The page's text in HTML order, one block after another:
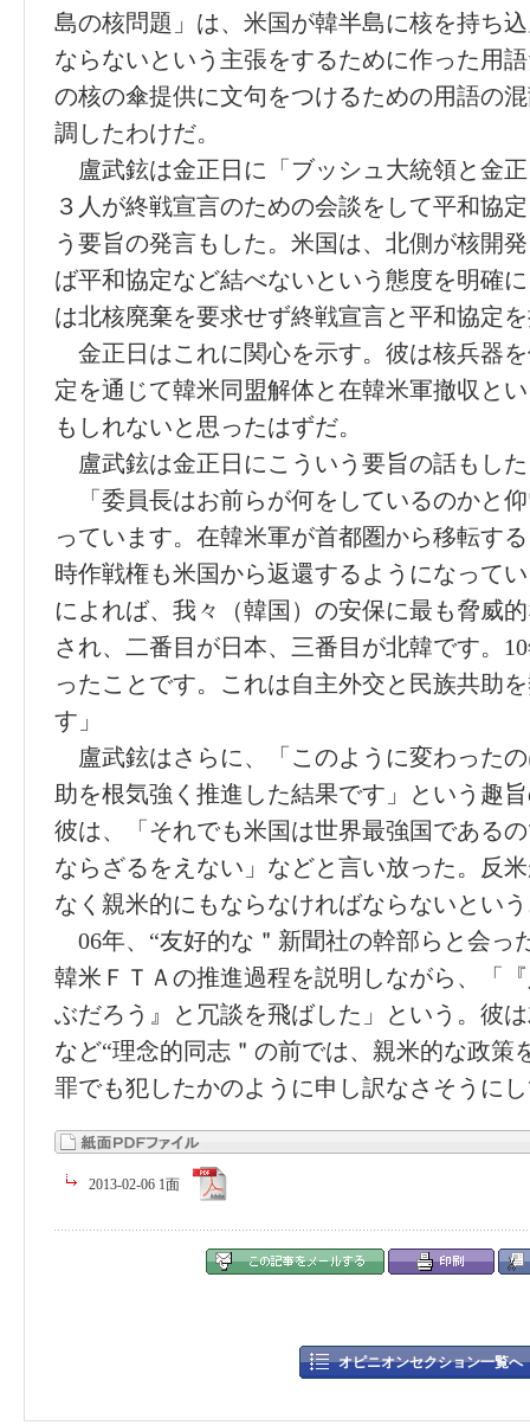
島の核問題」は、米国が韓半島に核を持ち
ならないという主張をするために作った用
の核の傘提供に文句をつけるための用語の
調したわけだ。
盧武鉉は金正日に「ブッシュ大統領と金
３人が終戦宣言のための会談をして平和協
う要旨の発言もした。米国は、北側が核開
ば平和協定など結べないという態度を明確
は北核廃棄を要求せず終戦宣言と平和協定
金正日はこれに関心を示す。彼は核兵器
定を通じて韓米同盟解体と在韓米軍撤収と
もしれないと思ったはずだ。
盧武鉉は金正日にこういう要旨の話もし
「委員長はお前らが何をしているのかと
っています。在韓米軍が首都圏から移転す
時作戦権も米国から返還するようになって
によれば、我々（韓国）の安保に最も脅威
され、二番目が日本、三番目が北韓です。
ったことです。これは自主外交と民族共助
す」
盧武鉉はさらに、「このように変わった
助を根気強く推進した結果です」という趣
彼は、「それでも米国は世界最強国である
ならざるをえない」などと言い放った。反
なく親米的にもならなければならないとい
06年、“友好的な＂新聞社の幹部らと会っ
韓米ＦＴＡの推進過程を説明しながら、「
ぶだろう』と冗談を飛ばした」という。彼
など“理念的同志＂の前では、親米的な政策
罪でも犯したかのように申し訳なさそうに
2013-02-06 1面
オピニオンセクション一覧へ